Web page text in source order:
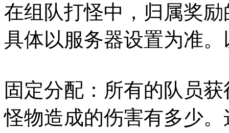
在组队打怪中，归属奖
具体以服务器设置为准
固定分配：所有的队员
怪物造成的伤害有多少